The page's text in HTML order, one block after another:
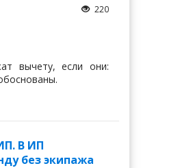
220
вычету, если они:
В ИП
без экипажа